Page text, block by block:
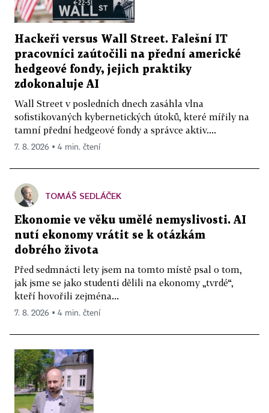
Hackeři versus Wall Street. Falešní IT
pracovníci zaútočili na přední americké
hedgeové fondy, jejich praktiky
zdokonaluje AI
Wall Street v posledních dnech zasáhla vlna
sofistikovaných kybernetických útoků, které mířily na
tamní přední hedgeové fondy a správce aktiv....
7. 8. 2026 ▪ 4 min. čtení
TOMÁŠ SEDLÁČEK
Ekonomie ve věku umělé nemyslivosti. AI
nutí ekonomy vrátit se k otázkám
dobrého života
Před sedmnácti lety jsem na tomto místě psal o tom,
jak jsme se jako studenti dělili na ekonomy „tvrdé“,
kteří hovořili zejména...
7. 8. 2026 ▪ 4 min. čtení